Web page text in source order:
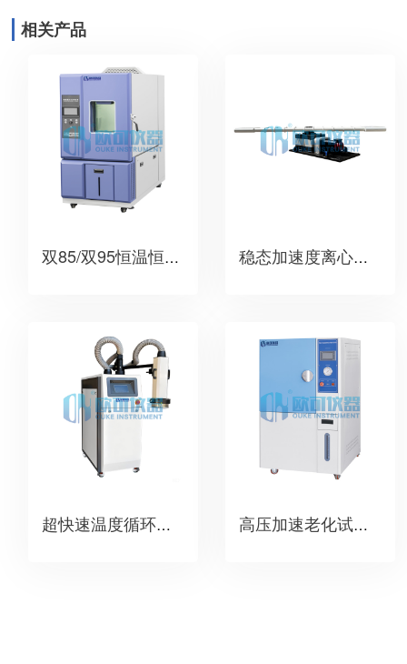
相关产品
双85/双95恒温恒湿试验箱 稳态加速度离心试验机（转臂）
超快速温度循环冲击测试系统 高压加速老化试验箱